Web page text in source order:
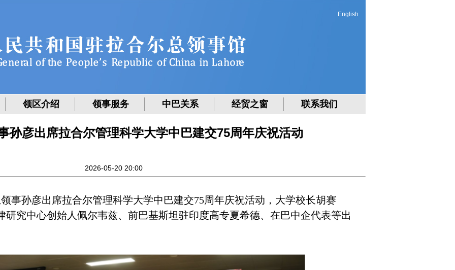
English
领区介绍 领事服务 中巴关系 经贸之窗 联系我们
孙彦出席拉合尔管理科学大学中巴建交75周年庆祝活动
2026-05-20 20:00
孙彦出席拉合尔管理科学大学中巴建交75周年庆祝活动，大学校长胡赛
研究中心创始人佩尔韦兹、前巴基斯坦驻印度高专夏希德、在巴中企代表等出